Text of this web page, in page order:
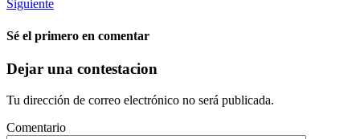
Siguiente
Sé el primero en comentar
Dejar una contestacion
Tu dirección de correo electrónico no será publicada.
Comentario